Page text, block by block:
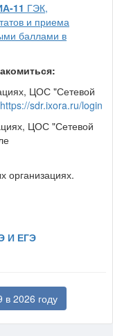
11 ГЭК,
и приема
баллами в
ЦОС "Сетевой
https://sdr.ixora.ru/login
ЦОС "Сетевой
организациях.
И ЕГЭ
2026 году